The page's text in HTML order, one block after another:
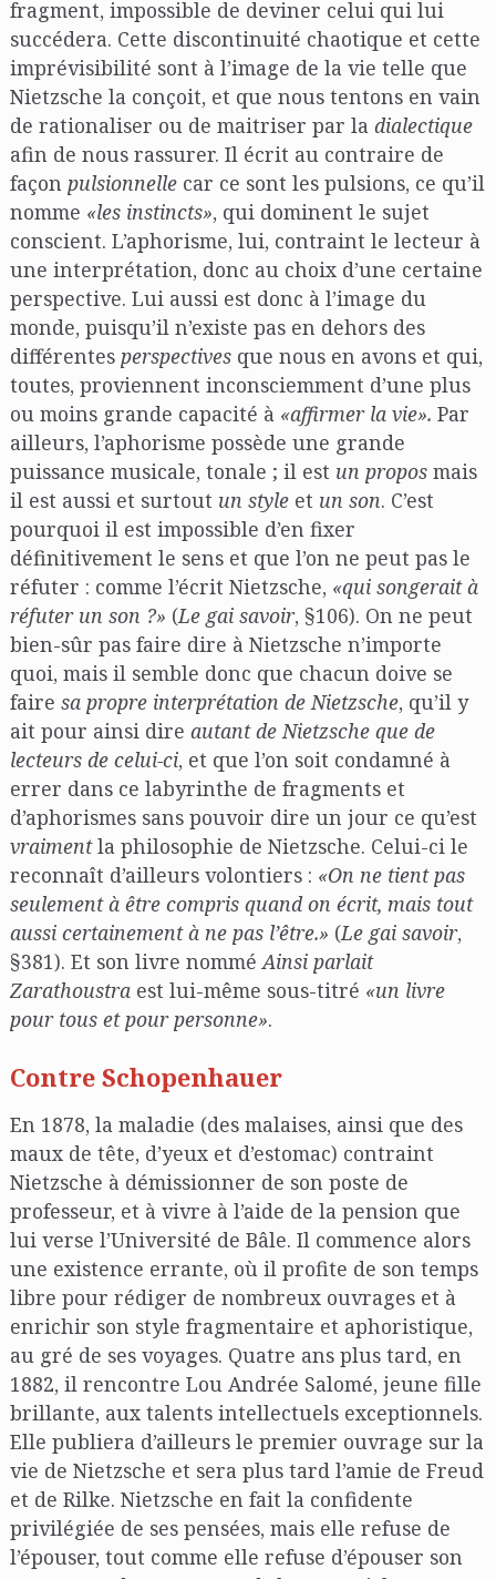
fragment, impossible de deviner celui qui lui
succédera. Cette discontinuité chaotique et cette
imprévisibilité sont à l’image de la vie telle que
Nietzsche la conçoit, et que nous tentons en vain
de rationaliser ou de maitriser par la dialectique
afin de nous rassurer. Il écrit au contraire de
façon pulsionnellecar ce sont les pulsions, ce qu’il
nomme «les instincts», qui dominent le sujet
conscient. L’aphorisme, lui, contraint le lecteur à
une interprétation, donc au choix d’une certaine
perspective. Lui aussi est donc à l’image du
monde, puisqu’il n’existe pas en dehors des
différentes perspectivesque nous en avons et qui,
toutes, proviennent inconsciemment d’une plus
ou moins grande capacité à «affirmer la vie». Par
ailleurs, l’aphorisme possède une grande
puissance musicale, tonale ; il est un proposmais
il est aussi et surtout un styleet un son. C’est
pourquoi il est impossible d’en fixer
définitivement le sens et que l’on ne peut pas le
réfuter : comme l’écrit Nietzsche, «qui songerait à
réfuter un son ?» (Le gai savoir, §106). On ne peut
bien-sûr pas faire dire à Nietzsche n’importe
quoi, mais il semble donc que chacun doive se
faire sa propre interprétation de Nietzsche, qu’il y
ait pour ainsi dire autant de Nietzsche que de
lecteurs de celui-ci, et que l’on soit condamné à
errer dans ce labyrinthe de fragments et
d’aphorismes sans pouvoir dire un jour ce qu’est
vraimentla philosophie de Nietzsche. Celui-ci le
reconnaît d’ailleurs volontiers : «On ne tient pas
seulement à être compris quand on écrit, mais tout
aussi certainement à ne pas l’être.» (Le gai savoir,
§381). Et son livre nommé Ainsi parlait
Zarathoustra est lui-même sous-titré «un livre
pour tous et pour personne».
Contre Schopenhauer
En 1878, la maladie (des malaises, ainsi que des
maux de tête, d’yeux et d’estomac) contraint
Nietzsche à démissionner de son poste de
professeur, et à vivre à l’aide de la pension que
lui verse l’Université de Bâle. Il commence alors
une existence errante, où il profite de son temps
libre pour rédiger de nombreux ouvrages et à
enrichir son style fragmentaire et aphoristique,
au gré de ses voyages. Quatre ans plus tard, en
1882, il rencontre Lou Andrée Salomé, jeune fille
brillante, aux talents intellectuels exceptionnels.
Elle publiera d’ailleurs le premier ouvrage sur la
vie de Nietzsche et sera plus tard l’amie de Freud
et de Rilke. Nietzsche en fait la confidente
privilégiée de ses pensées, mais elle refuse de
l’épouser, tout comme elle refuse d’épouser son